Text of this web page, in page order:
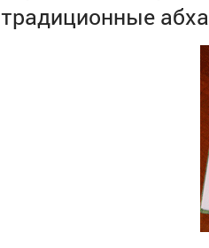
традиционные